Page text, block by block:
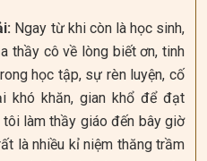
Ngay từ khi còn là học sinh,
thầy cô về lòng biết ơn, tinh
học tập, sự rèn luyện, cố
khó khăn, gian khổ để đạt
làm thầy giáo đến bây giờ
là nhiều kỉ niệm thăng trầm